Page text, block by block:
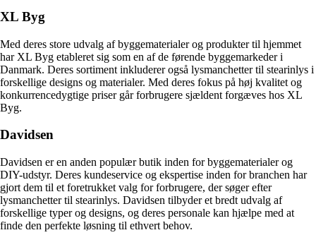
XL Byg
Med deres store udvalg af byggematerialer og produkter til hjemmet
har XL Byg etableret sig som en af de førende byggemarkeder i
Danmark. Deres sortiment inkluderer også lysmanchetter til stearinlys i
forskellige designs og materialer. Med deres fokus på høj kvalitet og
konkurrencedygtige priser går forbrugere sjældent forgæves hos XL
Byg.
Davidsen
Davidsen er en anden populær butik inden for byggematerialer og
DIY-udstyr. Deres kundeservice og ekspertise inden for branchen har
gjort dem til et foretrukket valg for forbrugere, der søger efter
lysmanchetter til stearinlys. Davidsen tilbyder et bredt udvalg af
forskellige typer og designs, og deres personale kan hjælpe med at
finde den perfekte løsning til ethvert behov.